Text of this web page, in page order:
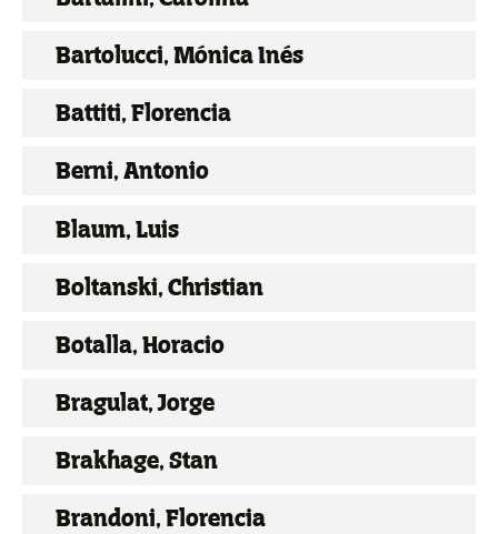
Bartolucci, Mónica Inés
Battiti, Florencia
Berni, Antonio
Blaum, Luis
Boltanski, Christian
Botalla, Horacio
Bragulat, Jorge
Brakhage, Stan
Brandoni, Florencia